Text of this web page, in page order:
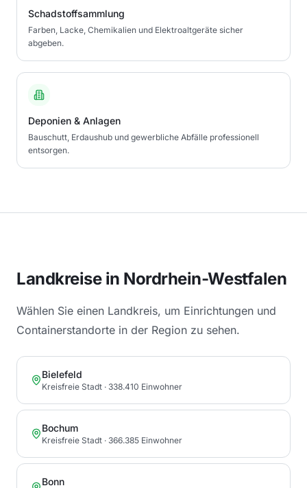
Schadstoffsammlung
Farben, Lacke, Chemikalien und Elektroaltgeräte sicher
abgeben.
Deponien & Anlagen
Bauschutt, Erdaushub und gewerbliche Abfälle professionell
entsorgen.
Landkreise in Nordrhein-Westfalen
Wählen Sie einen Landkreis, um Einrichtungen und
Containerstandorte in der Region zu sehen.
Bielefeld
Kreisfreie Stadt · 338.410 Einwohner
Bochum
Kreisfreie Stadt · 366.385 Einwohner
Bonn